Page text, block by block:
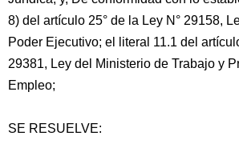
8) del artículo 25° de la Ley N° 29158,
Poder Ejecutivo; el literal 11.1 del
29381, Ley del Ministerio de Trabajo y
Empleo;
SE RESUELVE: